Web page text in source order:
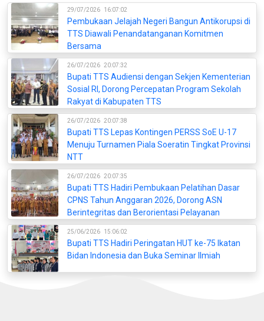
29/07/2026 16:07:02
Pembukaan Jelajah Negeri Bangun Antikorupsi di
TTS Diawali Penandatanganan Komitmen
Bersama
26/07/2026 20:07:32
Bupati TTS Audiensi dengan Sekjen Kementerian
Sosial RI, Dorong Percepatan Program Sekolah
Rakyat di Kabupaten TTS
26/07/2026 20:07:38
Bupati TTS Lepas Kontingen PERSS SoE U-17
Menuju Turnamen Piala Soeratin Tingkat Provinsi
NTT
26/07/2026 20:07:35
Bupati TTS Hadiri Pembukaan Pelatihan Dasar
CPNS Tahun Anggaran 2026, Dorong ASN
Berintegritas dan Berorientasi Pelayanan
25/06/2026 15:06:02
Bupati TTS Hadiri Peringatan HUT ke-75 Ikatan
Bidan Indonesia dan Buka Seminar Ilmiah